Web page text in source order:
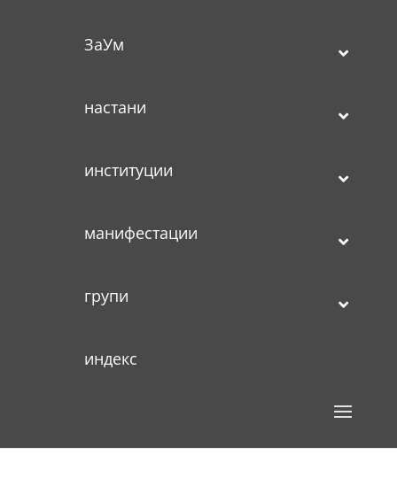
ЗаУм
настани
институции
манифестации
групи
индекс